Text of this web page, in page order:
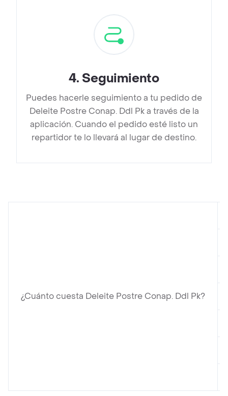
4. Seguimiento
Puedes hacerle seguimiento a tu pedido de
Deleite Postre Conap. Ddl Pk a través de la
aplicación. Cuando el pedido esté listo un
repartidor te lo llevará al lugar de destino.
¿Cuánto cuesta Deleite Postre Conap. Ddl Pk?